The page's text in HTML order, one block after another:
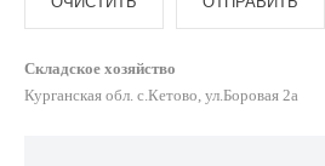
Складское хозяйство
Курганская обл. с.Кетово, ул.Боровая 2а